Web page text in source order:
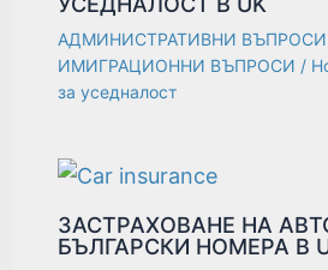
АДМИНИСТРАТИВНИ ВЪПРОСИ
ИМИГРАЦИОННИ ВЪПРОСИ /
за уседналост
ЗАСТРАХОВАНЕ НА
БЪЛГАРСКИ НОМЕРА В